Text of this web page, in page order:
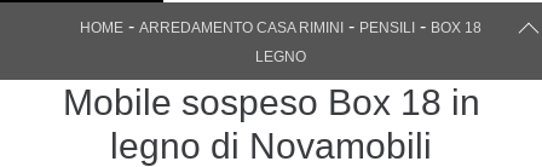
HOME- ARREDAMENTO CASA RIMINI - PENSILI - BOX 18
LEGNO
Mobile sospeso Box 18 in
legno di Novamobili